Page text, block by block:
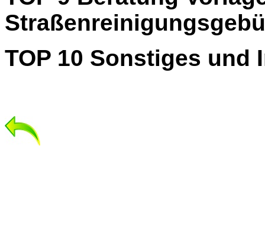
TOP 10 Sonstiges und